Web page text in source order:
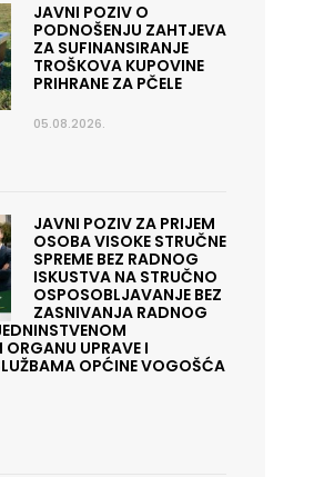
JAVNI POZIV O
PODNOŠENJU ZAHTJEVA
ZA SUFINANSIRANJE
TROŠKOVA KUPOVINE
PRIHRANE ZA PČELE
05.08.2026.
JAVNI POZIV ZA PRIJEM
OSOBA VISOKE STRUČNE
SPREME BEZ RADNOG
ISKUSTVA NA STRUČNO
OSPOSOBLJAVANJE BEZ
ZASNIVANJA RADNOG
UPRAVE I
OPĆINE VOGOŠĆA